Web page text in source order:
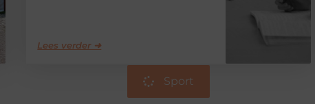
Lees verder ➜
Sport